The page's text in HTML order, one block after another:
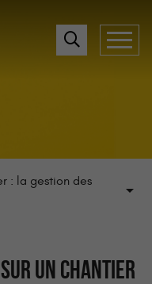
: la gestion des
UN CHANTIER